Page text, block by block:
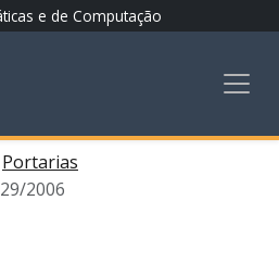
e de Computação
Portarias
2006